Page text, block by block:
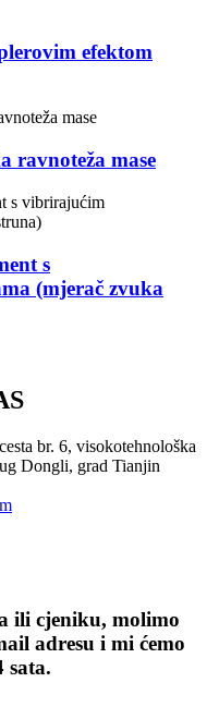
efektom
ravnoteža mase
s
(mjerač zvuka
br. 6, visokotehnološka
Dongli, grad Tianjin
ili cjeniku, molimo
adresu i mi ćemo
sata.